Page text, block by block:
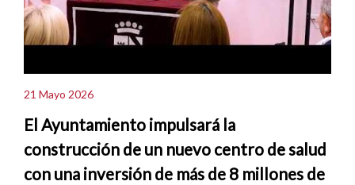
21 Mayo 2026
El Ayuntamiento impulsará la
construcción de un nuevo centro de salud
con una inversión de más de 8 millones de